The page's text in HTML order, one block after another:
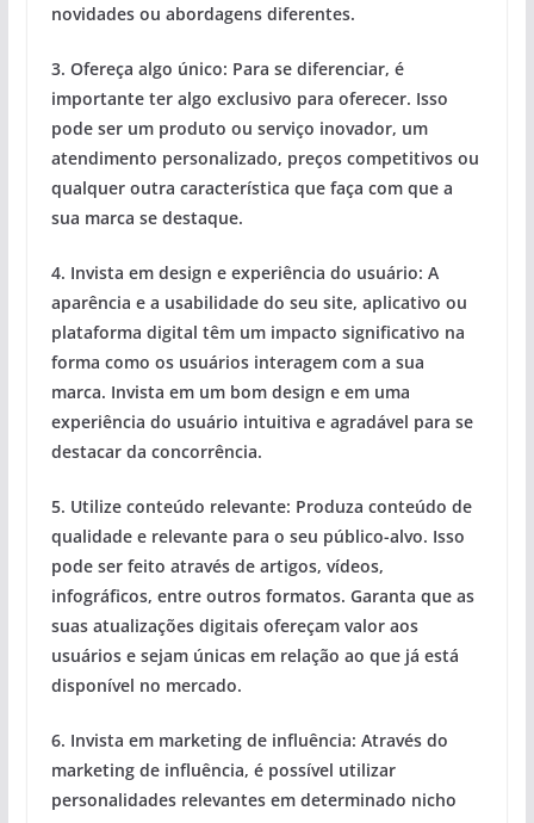
novidades ou abordagens diferentes.
3. Ofereça algo único: Para se diferenciar, é
importante ter algo exclusivo para oferecer. Isso
pode ser um produto ou serviço inovador, um
atendimento personalizado, preços competitivos ou
qualquer outra característica que faça com que a
sua marca se destaque.
4. Invista em design e experiência do usuário: A
aparência e a usabilidade do seu site, aplicativo ou
plataforma digital têm um impacto significativo na
forma como os usuários interagem com a sua
marca. Invista em um bom design e em uma
experiência do usuário intuitiva e agradável para se
destacar da concorrência.
5. Utilize conteúdo relevante: Produza conteúdo de
qualidade e relevante para o seu público-alvo. Isso
pode ser feito através de artigos, vídeos,
infográficos, entre outros formatos. Garanta que as
suas atualizações digitais ofereçam valor aos
usuários e sejam únicas em relação ao que já está
disponível no mercado.
6. Invista em marketing de influência: Através do
marketing de influência, é possível utilizar
personalidades relevantes em determinado nicho